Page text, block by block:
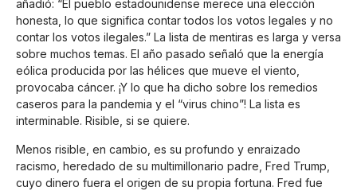
añadió: “El pueblo estadounidense merece una elección
honesta, lo que significa contar todos los votos legales y no
contar los votos ilegales.” La lista de mentiras es larga y versa
sobre muchos temas. El año pasado señaló que la energía
eólica producida por las hélices que mueve el viento,
provocaba cáncer. ¡Y lo que ha dicho sobre los remedios
caseros para la pandemia y el “virus chino”! La lista es
interminable. Risible, si se quiere.
Menos risible, en cambio, es su profundo y enraizado
racismo, heredado de su multimillonario padre, Fred Trump,
cuyo dinero fuera el origen de su propia fortuna. Fred fue